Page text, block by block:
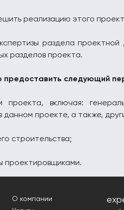
реализацию этого
раздела
разделов проекта.
следующий
включая:
проекте, а также,
строительства;
проектировщиками.
О компании